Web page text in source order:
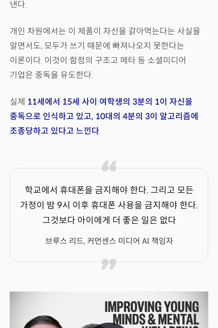
낸다.
개인 차원에서는 이 제품이 자신을 갉아먹는다는 사실을
알면서도, 모두가 쓰기 때문에 빠져나오지 못한다는
이론이다. 이것이 함정의 구조고 메타 등 소셜미디어
기업은 중독을 유도한다.
실제 11세에서 15세 사이 여학생의 3분의 1이 자신을
중독으로 인식하고 있고, 10대의 4분의 3이 알고리즘에
조종당하고 있다고 느낀다.
학교에서 휴대폰을 금지해야 한다. 그리고 모든
가정이 밤 9시 이후 휴대폰 사용을 금지해야 한다.
그것보다 아이에게 더 좋은 일은 없다
브루스 리드, 커먼센스 미디어 AI 책임자